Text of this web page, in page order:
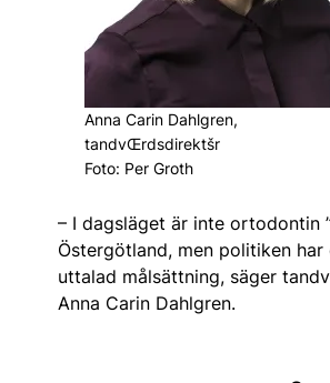
Anna Carin Dahlgren,
tandvŒrdsdirektšr
Foto: Per Groth
– I dagsläget är inte ortodontin
Östergötland, men politiken har
uttalad målsättning, säger
Anna Carin Dahlgren.